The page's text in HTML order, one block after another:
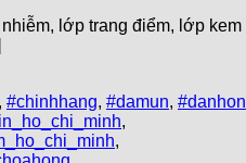
lớp trang điểm, lớp kem
, #chinhhang, #damun, #danhon
,
,